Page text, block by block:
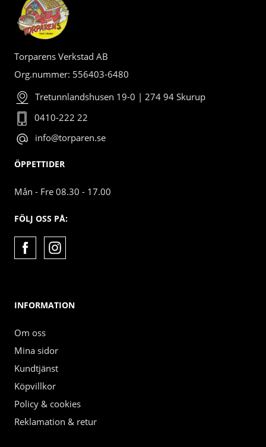
Torparens Verkstad AB
Org.nummer: 556403-6480
Tretunnlandshusen 19-0 | 274 94 Skurup
0410-222 22
info@torparen.se
ÖPPETTIDER
Mån - Fre 08.30 - 17.00
FÖLJ OSS PÅ:
INFORMATION
Om oss
Mina sidor
Kundtjänst
Köpvillkor
Policy & cookies
Reklamation & retur